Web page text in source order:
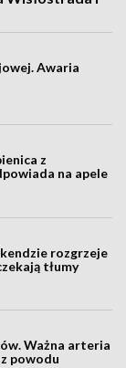
Awaria
z
na apele
rozgrzeje
tłumy
Ważna arteria
powodu